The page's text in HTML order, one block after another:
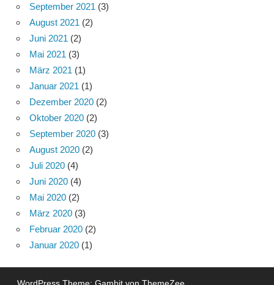
September 2021 (3)
August 2021 (2)
Juni 2021 (2)
Mai 2021 (3)
März 2021 (1)
Januar 2021 (1)
Dezember 2020 (2)
Oktober 2020 (2)
September 2020 (3)
August 2020 (2)
Juli 2020 (4)
Juni 2020 (4)
Mai 2020 (2)
März 2020 (3)
Februar 2020 (2)
Januar 2020 (1)
WordPress Theme: Gambit von ThemeZee.